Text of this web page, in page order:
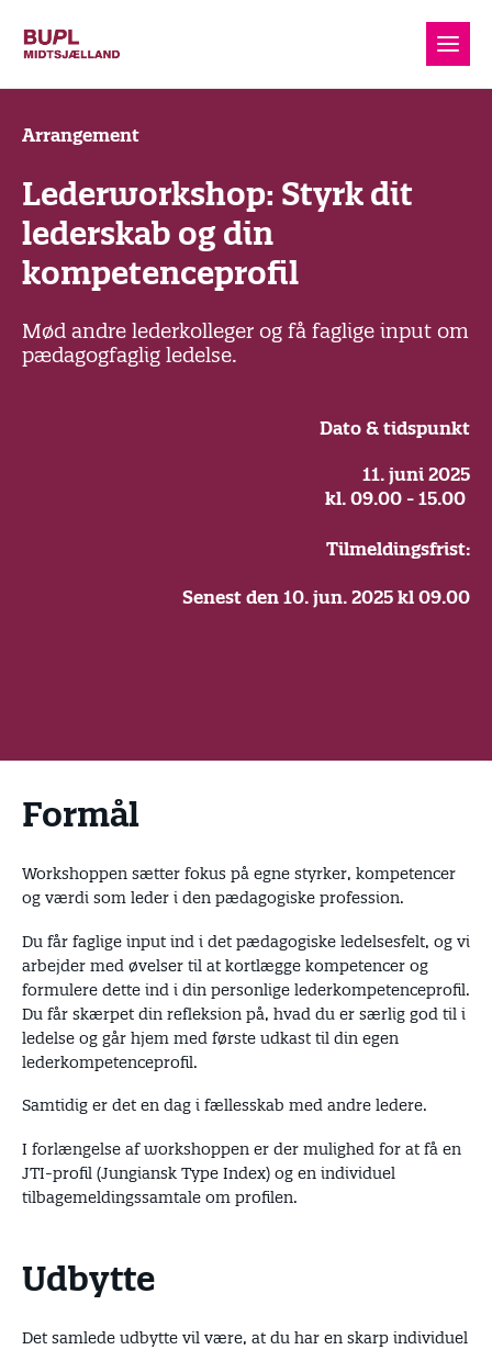
Arrangement
Lederworkshop: Styrk dit
lederskab og din
kompetenceprofil
Mød andre lederkolleger og få faglige input om
pædagogfaglig ledelse.
Dato & tidspunkt
11. juni 2025
kl. 09.00 - 15.00
Tilmeldingsfrist:
Senest den 10. jun. 2025 kl 09.00
Formål
Workshoppen sætter fokus på egne styrker, kompetencer
og værdi som leder i den pædagogiske profession.
Du får faglige input ind i det pædagogiske ledelsesfelt, og vi
arbejder med øvelser til at kortlægge kompetencer og
formulere dette ind i din personlige lederkompetenceprofil.
Du får skærpet din refleksion på, hvad du er særlig god til i
ledelse og går hjem med første udkast til din egen
lederkompetenceprofil.
Samtidig er det en dag i fællesskab med andre ledere.
I forlængelse af workshoppen er der mulighed for at få en
JTI-profil (Jungiansk Type Index) og en individuel
tilbagemeldingssamtale om profilen.
Udbytte
Det samlede udbytte vil være, at du har en skarp individuel